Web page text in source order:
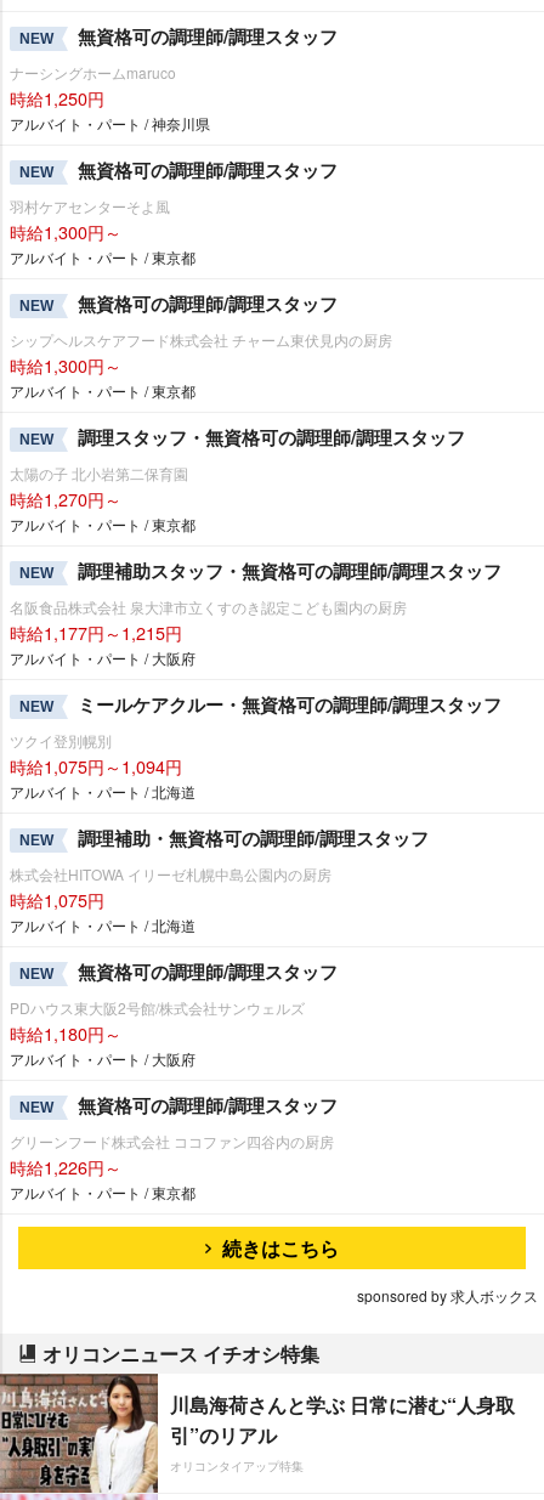
NEW 無資格可の調理師/調理スタッフ
ナーシングホームmaruco
時給1,250円
アルバイト・パート / 神奈川県
NEW 無資格可の調理師/調理スタッフ
羽村ケアセンターそよ風
時給1,300円～
アルバイト・パート / 東京都
NEW 無資格可の調理師/調理スタッフ
シップヘルスケアフード株式会社 チャーム東伏見内の厨房
時給1,300円～
アルバイト・パート / 東京都
NEW 調理スタッフ・無資格可の調理師/調理スタッフ
太陽の子 北小岩第二保育園
時給1,270円～
アルバイト・パート / 東京都
NEW 調理補助スタッフ・無資格可の調理師/調理スタッフ
名阪食品株式会社 泉大津市立くすのき認定こども園内の厨房
時給1,177円～1,215円
アルバイト・パート / 大阪府
NEW ミールケアクルー・無資格可の調理師/調理スタッフ
ツクイ登別幌別
時給1,075円～1,094円
アルバイト・パート / 北海道
NEW 調理補助・無資格可の調理師/調理スタッフ
株式会社HITOWA イリーゼ札幌中島公園内の厨房
時給1,075円
アルバイト・パート / 北海道
NEW 無資格可の調理師/調理スタッフ
PDハウス東大阪2号館/株式会社サンウェルズ
時給1,180円～
アルバイト・パート / 大阪府
NEW 無資格可の調理師/調理スタッフ
グリーンフード株式会社 ココファン四谷内の厨房
時給1,226円～
アルバイト・パート / 東京都
続きはこちら
sponsored by 求人ボックス
オリコンニュース イチオシ特集
川島海荷さんと学ぶ 日常に潜む“人身取
引”のリアル
オリコンタイアップ特集